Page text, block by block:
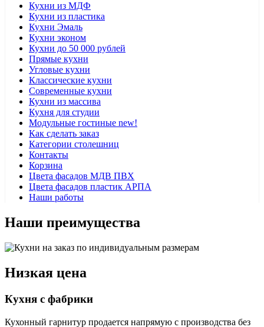
Кухни из МДФ
Кухни из пластика
Кухни Эмаль
Кухни эконом
Кухни до 50 000 рублей
Прямые кухни
Угловые кухни
Классические кухни
Современные кухни
Кухни из массива
Кухня для студии
Модульные гостиные new!
Как сделать заказ
Категории столешниц
Контакты
Корзина
Цвета фасадов МДВ ПВХ
Цвета фасадов пластик АРПА
Наши работы
Наши преимущества
Низкая цена
Кухня с фабрики
Кухонный гарнитур продается напрямую с производства без